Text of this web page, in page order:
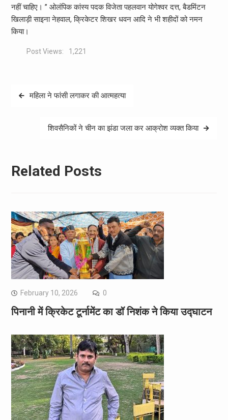
नहीं चाहिए। ’’ ओलंपिक कांस्य पदक विजेता पहलवान योगेश्वर दत्त, बैडमिंटन
खिलाड़ी साइना नेहवाल, क्रिकेटर शिखर धवन आदि ने भी शहीदों को नमन
किया।
Post Views: 1,221
Postमहिला ने फांसी लगाकर की आत्महत्या
शिवसैनिकों ने चीन का झंडा जला कर आक्रोश व्यक्त किया
Related Posts
February 10, 2026 0
पिनानी में क्रिकेट टूर्नामेंट का डॉ निशंक ने किया उद्घाटन